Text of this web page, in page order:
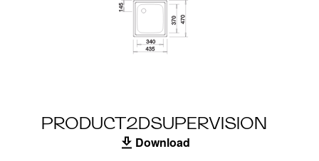
PRODUCT2DSUPERVISION
Download